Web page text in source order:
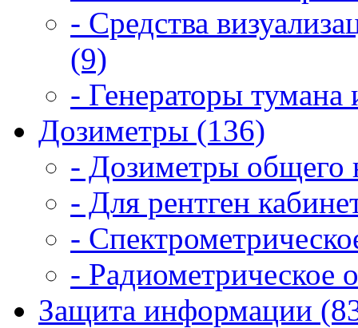
- Средства
(9)
- Генераторы
Дозиметры (136)
- Дозиметры общего
- Для рентген
-
- Радиометрическое
Защита информации